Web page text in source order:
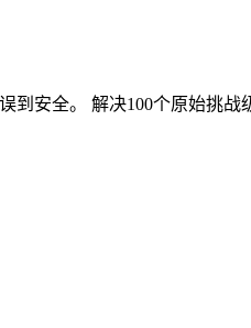
安全。 解决100个原始挑战